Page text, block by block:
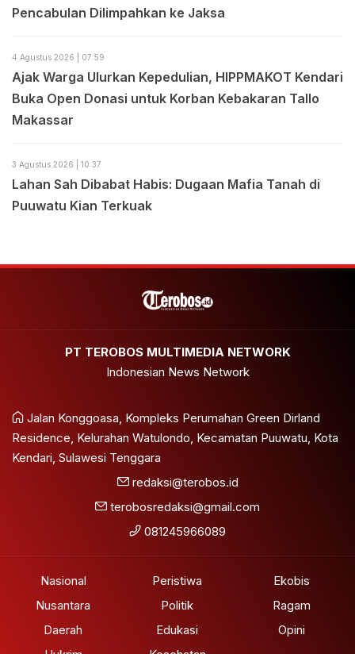
Pencabulan Dilimpahkan ke Jaksa
4 Agustus 2026 | 07:59
Ajak Warga Ulurkan Kepedulian, HIPPMAKOT Kendari
Buka Open Donasi untuk Korban Kebakaran Tallo
Makassar
3 Agustus 2026 | 10:37
Lahan Sah Dibabat Habis: Dugaan Mafia Tanah di
Puuwatu Kian Terkuak
PT TEROBOS MULTIMEDIA NETWORK
Indonesian News Network
Jalan Konggoasa, Kompleks Perumahan Green Dirland
Residence, Kelurahan Watulondo, Kecamatan Puuwatu, Kota
Kendari, Sulawesi Tenggara
redaksi@terobos.id
terobosredaksi@gmail.com
081245966089
Nasional
Nusantara
Daerah
Peristiwa
Politik
Edukasi
Ekobis
Ragam
Opini